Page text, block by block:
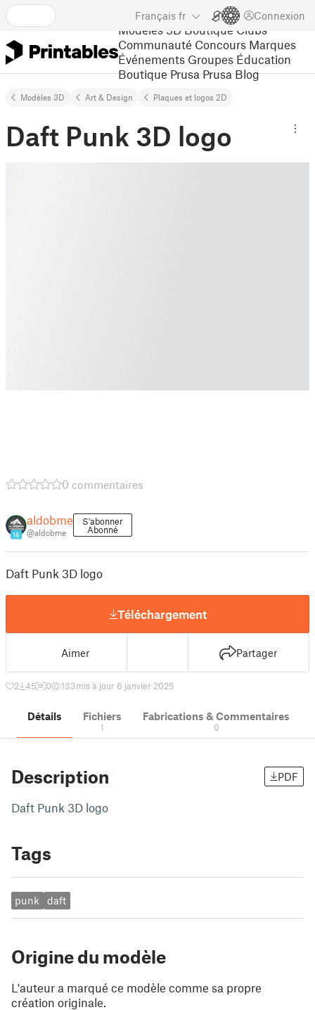
Français fr Connexion
Modèles 3D Boutique Clubs
Communauté Concours Marques
Événements Groupes Éducation
Boutique Prusa Prusa Blog
Modèles 3D Art & Design Plaques et logos 2D
Daft Punk 3D logo
0 commentaires
16
aldobme
@aldobme
S'abonner
Abonné
Daft Punk 3D logo
Téléchargement
Aimer Partager
2 45 0 133mis à jour 6 janvier 2025
Détails Fichiers
1
Fabrications & Commentaires
0
Description PDF
Daft Punk 3D logo
Tags
punk daft
Origine du modèle
L'auteur a marqué ce modèle comme sa propre
création originale.